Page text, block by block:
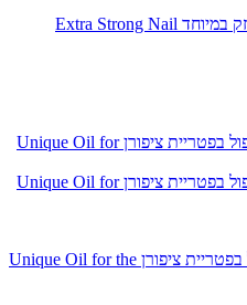
Aroma Dead Sea מחזק ציפורניים חזק במיוחד Extra Strong Nail
Aroma Medic Cleanail שמן לטיפול בפטריית ציפורן Unique Oil for the